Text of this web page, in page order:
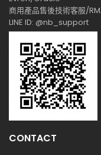
商用產品售後技術客服/
LINE ID: @nb_support
CONTACT